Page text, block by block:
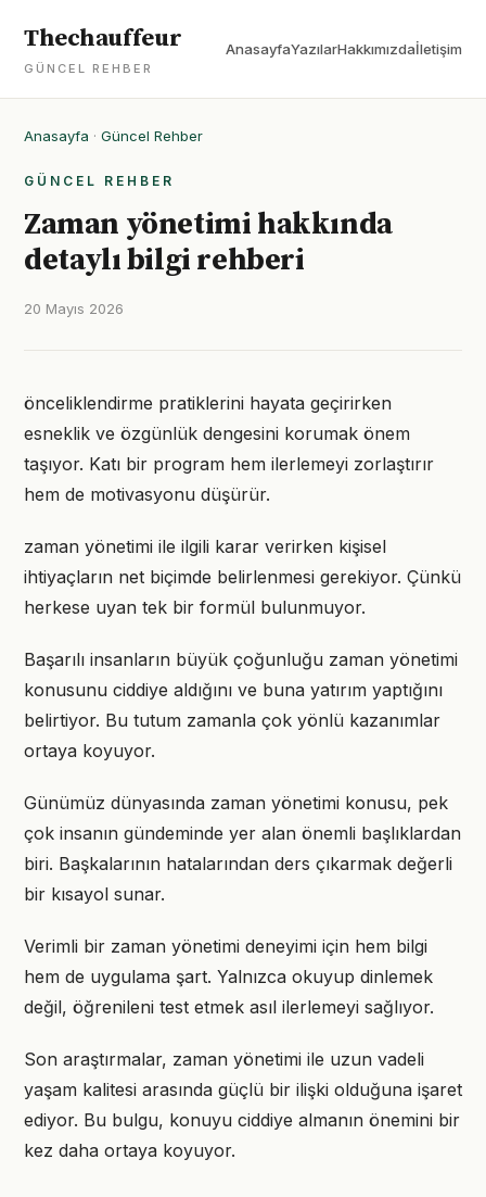
Thechauffeur
GÜNCEL REHBER
AnasayfaYazılarHakkımızdaİletişim
Anasayfa · Güncel Rehber
GÜNCEL REHBER
Zaman yönetimi hakkında
detaylı bilgi rehberi
20 Mayıs 2026
önceliklendirme pratiklerini hayata geçirirken
esneklik ve özgünlük dengesini korumak önem
taşıyor. Katı bir program hem ilerlemeyi zorlaştırır
hem de motivasyonu düşürür.
zaman yönetimi ile ilgili karar verirken kişisel
ihtiyaçların net biçimde belirlenmesi gerekiyor. Çünkü
herkese uyan tek bir formül bulunmuyor.
Başarılı insanların büyük çoğunluğu zaman yönetimi
konusunu ciddiye aldığını ve buna yatırım yaptığını
belirtiyor. Bu tutum zamanla çok yönlü kazanımlar
ortaya koyuyor.
Günümüz dünyasında zaman yönetimi konusu, pek
çok insanın gündeminde yer alan önemli başlıklardan
biri. Başkalarının hatalarından ders çıkarmak değerli
bir kısayol sunar.
Verimli bir zaman yönetimi deneyimi için hem bilgi
hem de uygulama şart. Yalnızca okuyup dinlemek
değil, öğrenileni test etmek asıl ilerlemeyi sağlıyor.
Son araştırmalar, zaman yönetimi ile uzun vadeli
yaşam kalitesi arasında güçlü bir ilişki olduğuna işaret
ediyor. Bu bulgu, konuyu ciddiye almanın önemini bir
kez daha ortaya koyuyor.